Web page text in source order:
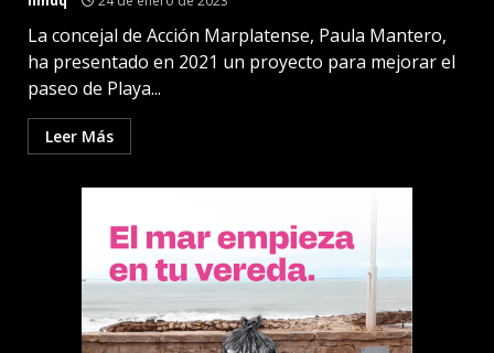
La concejal de Acción Marplatense, Paula Mantero,
ha presentado en 2021 un proyecto para mejorar el
paseo de Playa...
Leer Más